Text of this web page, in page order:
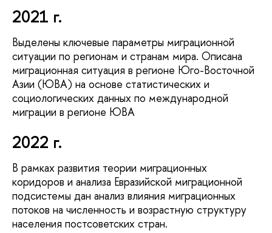
2021 г.
Выделены ключевые параметры миграционной
ситуации по регионам и странам мира. Описана
миграционная ситуация в регионе Юго-Восточной
Азии (ЮВА) на основе статистических и
социологических данных по международной
миграции в регионе ЮВА
2022 г.
В рамках развития теории миграционных
коридоров и анализа Евразийской миграционной
подсистемы дан анализ влияния миграционных
потоков на численность и возрастную структуру
населения постсоветских стран.